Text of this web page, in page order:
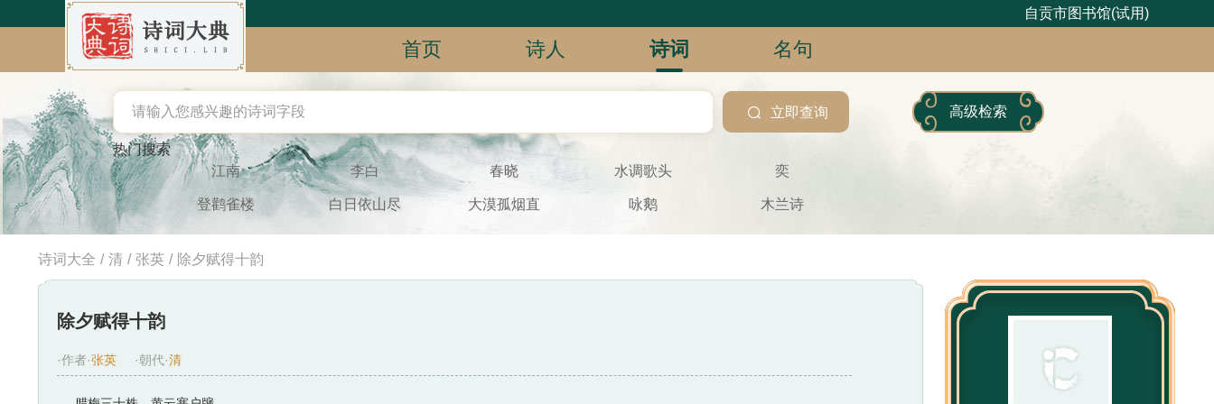
自贡市图书馆(试用)
首页 诗人 诗词 名句
立即查询 高级检索
热门搜索
江南
李白 春晓 水调歌头 奕
登鹳雀楼 白日依山尽 大漠孤烟直 咏鹅 木兰诗
诗词大全 / 清 / 张英 / 除夕赋得十韵
除夕赋得十韵
·作者·张英 ·朝代·清